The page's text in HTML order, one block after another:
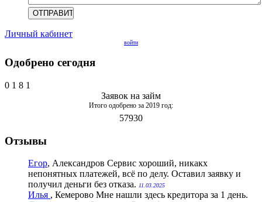
Личный кабинет
войти
Одобрено сегодня
0 1 8 1
Заявок на займ
Итого одобрено за 2019 год:
57930
Отзывы
Егор, Александров Сервис хороший, никакх
непонятных платежей, всё по делу. Оставил заявку и
получил деньги без отказа. 11.03.2025
Илья , Кемерово Мне нашли здесь кредитора за 1 день.